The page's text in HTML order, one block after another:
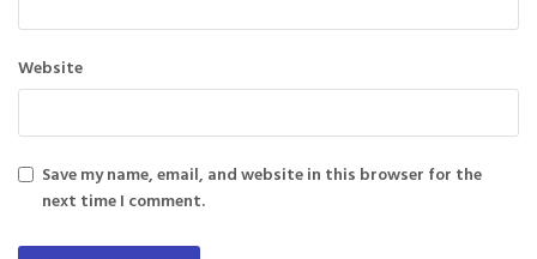
Website
Save my name, email, and website in this browser for the
next time I comment.